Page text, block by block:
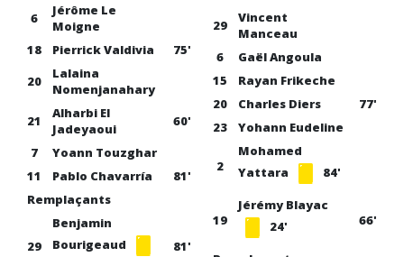
6
Jérôme Le
Moigne
18
Pierrick Valdivia
75'
20
Lalaina
Nomenjanahary
21
Alharbi El
Jadeyaoui
60'
7
Yoann Touzghar
11
Pablo Chavarría
81'
Remplaçants
29
Benjamin
Bourigeaud
81'
29
Vincent
Manceau
6
Gaël Angoula
15
Rayan Frikeche
20
Charles Diers
77'
23
Yohann Eudeline
2
Mohamed
Yattara
84'
19
Jérémy Blayac
24'
66'